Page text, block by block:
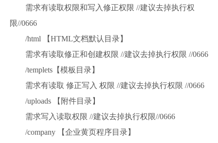
需求有读取权限和写入修正权限 //建议去掉执行权
限//0666
/html 【HTML文档默认目录】
需求有读取修正和创建权限 //建议去掉执行权限 //0666
/templets【模板目录】
需求有读取 修正写入 权限 //建议去掉执行权限 //0666
/uploads 【附件目录】
需求写入读取权限 //建议去掉执行权限//0666
/company 【企业黄页程序目录】